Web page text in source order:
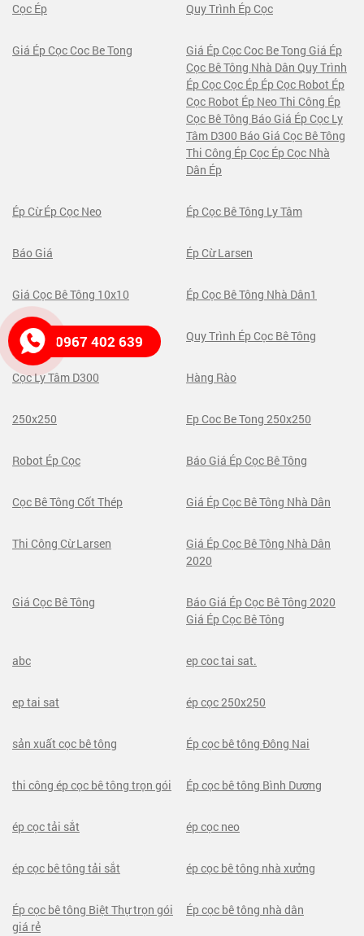
Cọc Ép Quy Trình Ép Cọc
Giá Ép Cọc Coc Be Tong
Giá Ép Cọc Coc Be Tong Giá Ép
Cọc Bê Tông Nhà Dân Quy Trình
Ép Cọc Cọc Ép Ép Cọc Robot Ép
Cọc Robot Ép Neo Thi Công Ép
Cọc Bê Tông Báo Giá Ép Cọc Ly
Tâm D300 Báo Giá Cọc Bê Tông
Thi Công Ép Cọc Ép Cọc Nhà
Dân Ép
Ép Cừ Ép Cọc Neo Ép Cọc Bê Tông Ly Tâm
Báo Giá Ép Cừ Larsen
Giá Cọc Bê Tông 10x10 Ép Cọc Bê Tông Nhà Dân1
Ép Cọc Ly Tâm Quy Trình Ép Cọc Bê Tông
Cọc Ly Tâm D300 Hàng Rào
250x250 Ep Coc Be Tong 250x250
Robot Ép Cọc Báo Giá Ép Cọc Bê Tông
Cọc Bê Tông Cốt Thép Giá Ép Cọc Bê Tông Nhà Dân
Thi Công Cừ Larsen
Giá Ép Cọc Bê Tông Nhà Dân
2020
Giá Cọc Bê Tông
Báo Giá Ép Cọc Bê Tông 2020
Giá Ép Cọc Bê Tông
abc ep coc tai sat.
ep tai sat ép cọc 250x250
sản xuất cọc bê tông Ép cọc bê tông Đông Nai
thi công ép cọc bê tông trọn gói Ép cọc bê tông Bình Dương
ép cọc tải sắt ép cọc neo
ép cọc bê tông tải sắt ép cọc bê tông nhà xưởng
Ép cọc bê tông Biệt Thự trọn gói
giá rẻ
Ép cọc bê tông nhà dân
0967 402 639